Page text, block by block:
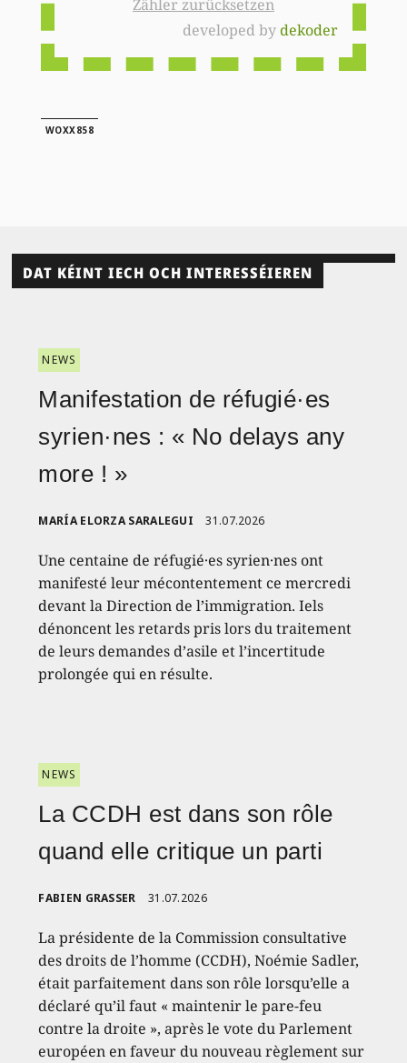
Zähler zurücksetzen
developed bydekoder
WOXX858
DAT KÉINT IECH OCH INTERESSÉIEREN
NEWS
Manifestation de réfugié·es
syrien·nes : « No delays any
more ! »
MARÍA ELORZA SARALEGUI 31.07.2026
Une centaine de réfugié·es syrien·nes ont
manifesté leur mécontentement ce mercredi
devant la Direction de l’immigration. Iels
dénoncent les retards pris lors du traitement
de leurs demandes d’asile et l’incertitude
prolongée qui en résulte.
NEWS
La CCDH est dans son rôle
quand elle critique un parti
FABIEN GRASSER 31.07.2026
La présidente de la Commission consultative
des droits de l’homme (CCDH), Noémie Sadler,
était parfaitement dans son rôle lorsqu’elle a
déclaré qu’il faut « maintenir le pare-feu
contre la droite », après le vote du Parlement
européen en faveur du nouveau règlement sur